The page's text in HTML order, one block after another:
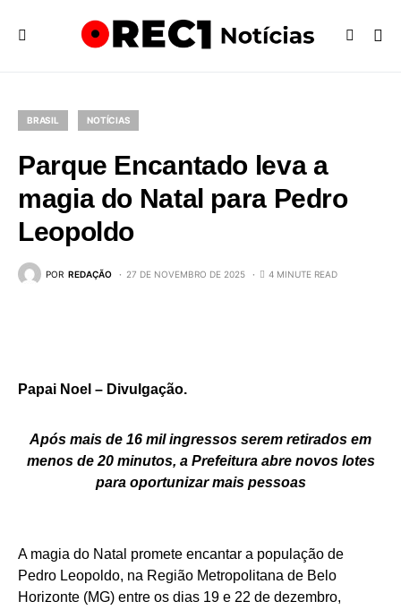
BRASIL NOTÍCIAS
Parque Encantado leva a
magia do Natal para Pedro
Leopoldo
POR REDAÇÃO 27 DE NOVEMBRO DE 2025 4 MINUTE READ
Papai Noel – Divulgação.
Após mais de 16 mil ingressos serem retirados em
menos de 20 minutos, a Prefeitura abre novos lotes
para oportunizar mais pessoas
A magia do Natal promete encantar a população de
Pedro Leopoldo, na Região Metropolitana de Belo
Horizonte (MG) entre os dias 19 e 22 de dezembro,